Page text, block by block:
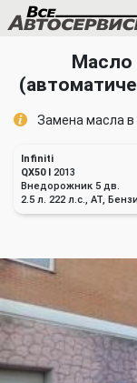
Масло
Замена масла в
Infiniti
QX50 I 2013
Внедорожник 5 дв.
2.5 л. 222 л.с., AT,